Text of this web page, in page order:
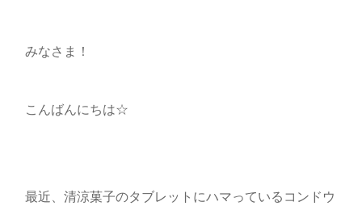
みなさま！
こんばんにちは☆
最近、清涼菓子のタブレットにハマっているコンドウ